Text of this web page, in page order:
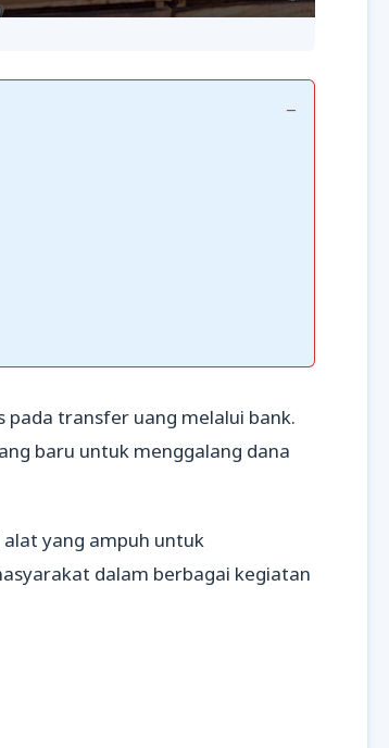
pada transfer uang melalui bank.
baru untuk menggalang dana
alat yang ampuh untuk
dalam berbagai kegiatan